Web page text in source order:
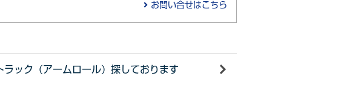
お問い合せはこちら
ラック（アームロール）探しております